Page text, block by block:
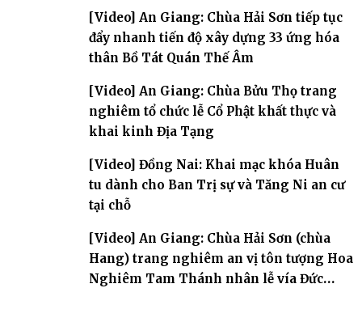
[Video] An Giang: Chùa Hải Sơn tiếp tục
đẩy nhanh tiến độ xây dựng 33 ứng hóa
thân Bồ Tát Quán Thế Âm
[Video] An Giang: Chùa Bửu Thọ trang
nghiêm tổ chức lễ Cổ Phật khất thực và
khai kinh Địa Tạng
[Video] Đồng Nai: Khai mạc khóa Huân
tu dành cho Ban Trị sự và Tăng Ni an cư
tại chỗ
[Video] An Giang: Chùa Hải Sơn (chùa
Hang) trang nghiêm an vị tôn tượng Hoa
Nghiêm Tam Thánh nhân lễ vía Đức